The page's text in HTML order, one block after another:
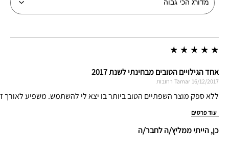
אחד הגילויים הטובים מבחינתי לשנת 2017
16/12/2017
Tamar רחובות
ללא ספק מוצר השפתיים הטוב ביותר בו יצא לי להשתמש. משפיע לאורך
עוד פרטים
כן, הייתי ממליץ/ה לחבר/ה